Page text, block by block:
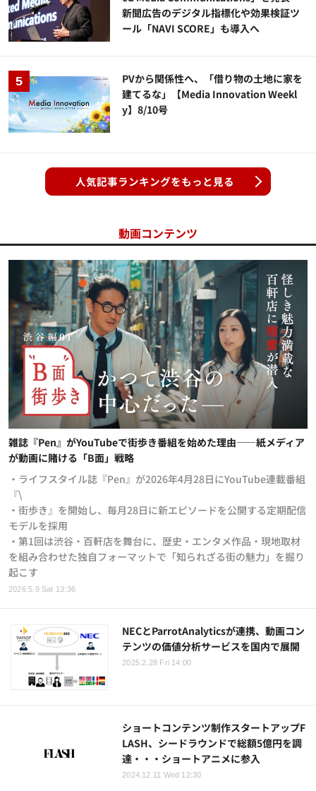
新聞広告のデジタル指標化や効果検証ツ
ール「NAVI SCORE」も導入へ
PVから関係性へ、「借り物の土地に家を
建てるな」【Media Innovation Weekl
y】8/10号
人気記事ランキングをもっと見る
動画コンテンツ
2026.5.9 Sat 13:36
雑誌『Pen』がYouTubeで街歩き番組を始めた理由——紙メディア
が動画に賭ける「B面」戦略
・ライフスタイル誌『Pen』が2026年4月28日にYouTube連載番組
『\
・街歩き』を開始し、毎月28日に新エピソードを公開する定期配信
モデルを採用
・第1回は渋谷・百軒店を舞台に、歴史・エンタメ作品・現地取材
を組み合わせた独自フォーマットで「知られざる街の魅力」を掘り
起こす
NECとParrotAnalyticsが連携、動画コン
テンツの価値分析サービスを国内で展開
2025.2.28 Fri 14:00
ショートコンテンツ制作スタートアップF
LASH、シードラウンドで総額5億円を調
達・・・ショートアニメに参入
2024.12.11 Wed 12:30